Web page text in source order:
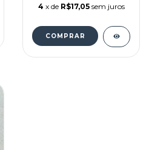
4 x de R$17,05 sem juros
COMPRAR